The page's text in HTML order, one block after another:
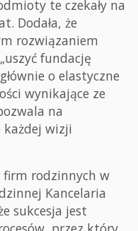
te czekały na
Dodała, że
rozwiązaniem
fundację
o elastyczne
wynikające ze
na
wizji
firm rodzinnych w
Kancelaria
sukcesja jest